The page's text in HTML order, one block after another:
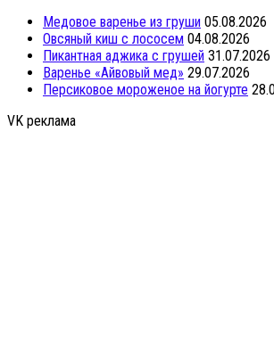
Медовое варенье из груши 05.08.2026
Овсяный киш с лососем 04.08.2026
Пикантная аджика с грушей 31.07.2026
Варенье «Айвовый мед» 29.07.2026
Персиковое мороженое на йогурте
VK реклама